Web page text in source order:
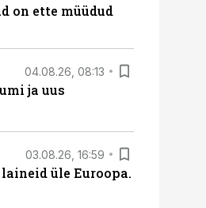
on ette müüdud
04.08.26, 08:13
ja uus
03.08.26, 16:59
üle Euroopa.